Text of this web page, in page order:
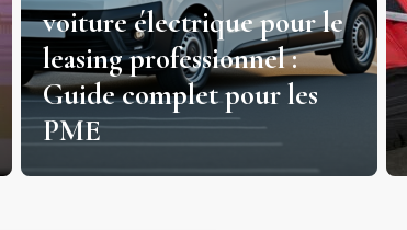
voiture électrique pour le
leasing professionnel :
Guide complet pour les
PME